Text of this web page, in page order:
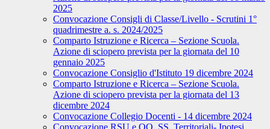
2025
Convocazione Consigli di Classe/Livello - Scrutini 1°
quadrimestre a. s. 2024/2025
Comparto Istruzione e Ricerca – Sezione Scuola.
Azione di sciopero prevista per la giornata del 10
gennaio 2025
Convocazione Consiglio d'Istituto 19 dicembre 2024
Comparto Istruzione e Ricerca – Sezione Scuola.
Azione di sciopero prevista per la giornata del 13
dicembre 2024
Convocazione Collegio Docenti - 14 dicembre 2024